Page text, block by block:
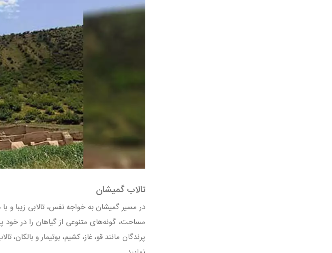
تالاب گمیشان
مساحت، گونه‌های متنوعی از گیاهان را در خود